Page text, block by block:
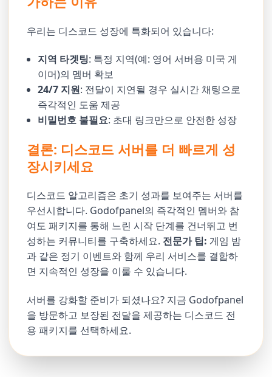
우리는 디스코드 성장에 특화되어 있습니다:
지역 타겟팅: 특정 지역(예: 영어 서버용 미국 게
이머)의 멤버 확보
24/7 지원: 전달이 지연될 경우 실시간 채팅으로
즉각적인 도움 제공
비밀번호 불필요: 초대 링크만으로 안전한 성장
결론: 디스코드 서버를 더 빠르게 성
장시키세요
디스코드 알고리즘은 초기 성과를 보여주는 서버를
우선시합니다. Godofpanel의 즉각적인 멤버와 참
여도 패키지를 통해 느린 시작 단계를 건너뛰고 번
성하는 커뮤니티를 구축하세요. 전문가 팁: 게임 밤
과 같은 정기 이벤트와 함께 우리 서비스를 결합하
면 지속적인 성장을 이룰 수 있습니다.
서버를 강화할 준비가 되셨나요? 지금 Godofpanel
을 방문하고 보장된 전달을 제공하는 디스코드 전
용 패키지를 선택하세요.